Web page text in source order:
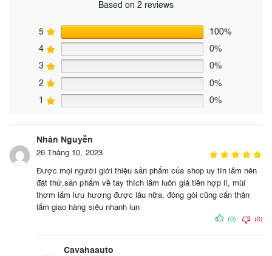
Based on 2 reviews
5 100%
4 0%
3 0%
2 0%
1 0%
Nhàn Nguyễn
26 Tháng 10, 2023
Được mọi người giới thiệu sản phẩm của shop uy tín lắm nên
đặt thử,sản phẩm về tay thích lắm luôn giá tiền hợp lí, mùi
thơm lắm lưu hương được lâu nữa, đóng gói cũng cẩn thận
lắm giao hàng siêu nhanh lun
(0) (0)
Cavahaauto